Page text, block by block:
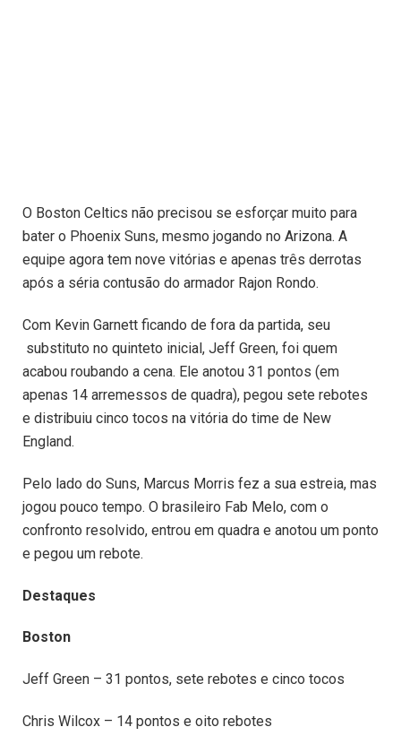
O Boston Celtics não precisou se esforçar muito para
bater o Phoenix Suns, mesmo jogando no Arizona. A
equipe agora tem nove vitórias e apenas três derrotas
após a séria contusão do armador Rajon Rondo.
Com Kevin Garnett ficando de fora da partida, seu
substituto no quinteto inicial, Jeff Green, foi quem
acabou roubando a cena. Ele anotou 31 pontos (em
apenas 14 arremessos de quadra), pegou sete rebotes
e distribuiu cinco tocos na vitória do time de New
England.
Pelo lado do Suns, Marcus Morris fez a sua estreia, mas
jogou pouco tempo. O brasileiro Fab Melo, com o
confronto resolvido, entrou em quadra e anotou um ponto
e pegou um rebote.
Destaques
Boston
Jeff Green – 31 pontos, sete rebotes e cinco tocos
Chris Wilcox – 14 pontos e oito rebotes